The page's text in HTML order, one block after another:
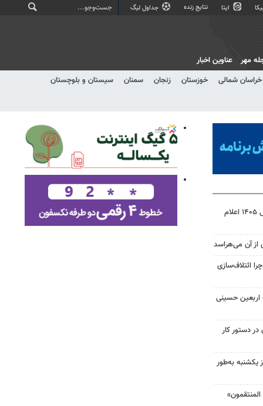
ایتا نتایج زنده جداول لیگ
خراسان شمالی خوزستان زنجان سمنان
سیستان و بلوچستان
مهر عناوین اخبار
نتیجه آزمون ورودی سمپاد سال ۱۴۰۵ اعلام
از آن می‌هراسد
ائتلاف‌سازی
اربعین حسینی
دستور کار
یکشنبه به‌طور